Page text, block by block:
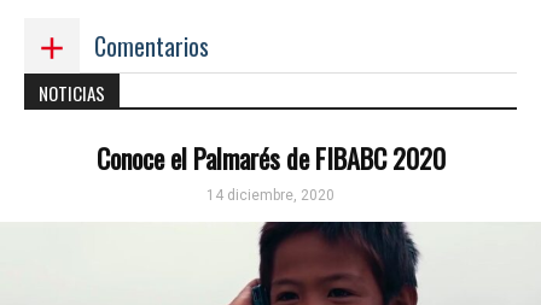
Comentarios
NOTICIAS
Conoce el Palmarés de FIBABC 2020
14 diciembre, 2020